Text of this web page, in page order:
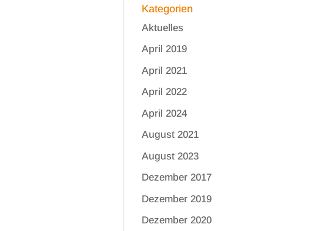
Kategorien
Aktuelles
April 2019
April 2021
April 2022
April 2024
August 2021
August 2023
Dezember 2017
Dezember 2019
Dezember 2020